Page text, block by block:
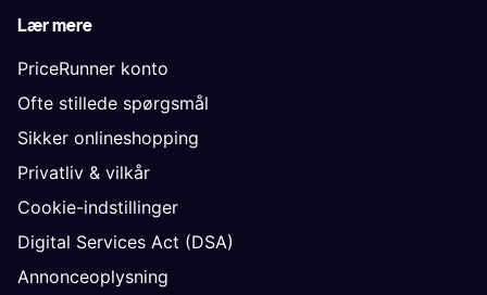
Lær mere
PriceRunner konto
Ofte stillede spørgsmål
Sikker onlineshopping
Privatliv & vilkår
Cookie-indstillinger
Digital Services Act (DSA)
Annonceoplysning